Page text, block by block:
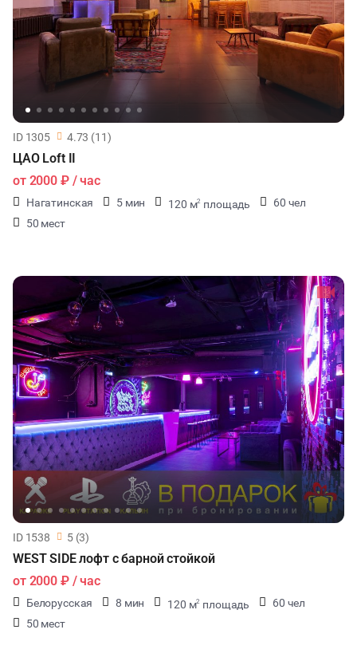
ID 1305 4.73 (11)
ЦАО Loft II
от 2000 ₽/ час
Нагатинская 5 мин 120 м2 площадь
60 чел
50 мест
ID 1538 5 (3)
WEST SIDE лофт с барной стойкой
от 2000 ₽/ час
Белорусская 8 мин 120 м2 площадь
60 чел
50 мест